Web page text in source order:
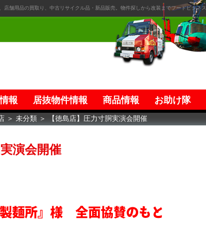
店舗用品の買取り、中古リサイクル品・新品販売。物件探しから改装までフードビジネス
報 居抜物件情報 商品情報 お助け隊
＞ 未分類 ＞ 【徳島店】圧力寸胴実演会開催
演会開催
麺所』様 全面協賛のもと